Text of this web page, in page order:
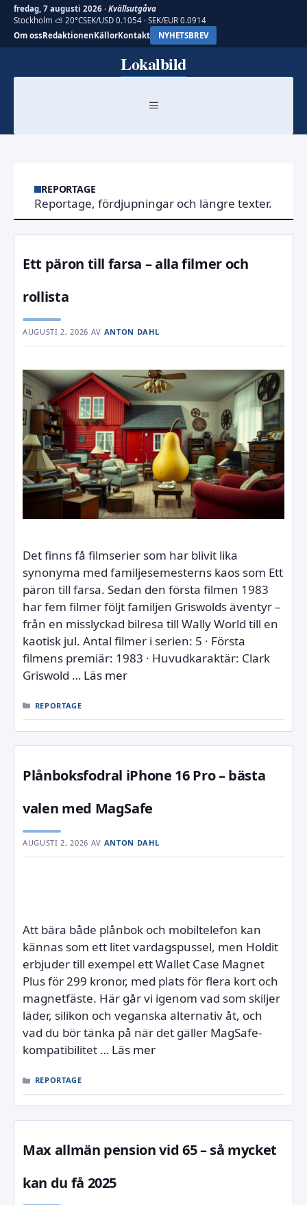
fredag, 7 augusti 2026 · Kvällsutgåva
Stockholm ⛅ 20°CSEK/USD 0.1054 · SEK/EUR 0.0914
Om ossRedaktionenKällorKontakt NYHETSBREV
Lokalbild
MENY
REPORTAGE
Reportage, fördjupningar och längre texter.
Ett päron till farsa – alla filmer och
rollista
AUGUSTI 2, 2026 AV ANTON DAHL
Det finns få filmserier som har blivit lika
synonyma med familjesemesterns kaos som Ett
päron till farsa. Sedan den första filmen 1983
har fem filmer följt familjen Griswolds äventyr –
från en misslyckad bilresa till Wally World till en
kaotisk jul. Antal filmer i serien: 5 · Första
filmens premiär: 1983 · Huvudkaraktär: Clark
Griswold … Läs mer
KATEGORIER
REPORTAGE
Plånboksfodral iPhone 16 Pro – bästa
valen med MagSafe
AUGUSTI 2, 2026 AV ANTON DAHL
Att bära både plånbok och mobiltelefon kan
kännas som ett litet vardagspussel, men Holdit
erbjuder till exempel ett Wallet Case Magnet
Plus för 299 kronor, med plats för flera kort och
magnetfäste. Här går vi igenom vad som skiljer
läder, silikon och veganska alternativ åt, och
vad du bör tänka på när det gäller MagSafe-
kompatibilitet … Läs mer
KATEGORIER
REPORTAGE
Max allmän pension vid 65 – så mycket
kan du få 2025